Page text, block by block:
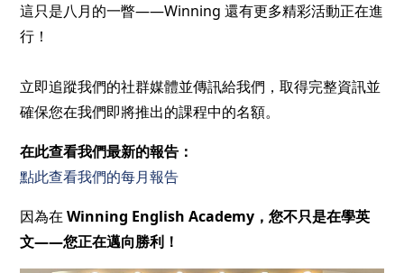
這只是八月的一瞥——Winning 還有更多精彩活動正在進
行！
立即追蹤我們的社群媒體並傳訊給我們，取得完整資訊並
確保您在我們即將推出的課程中的名額。
在此查看我們最新的報告：
點此查看我們的每月報告
因為在Winning English Academy，您不只是在學英
文——您正在邁向勝利！